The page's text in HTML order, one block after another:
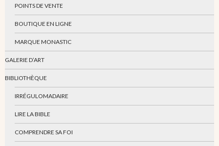
POINTS DE VENTE
BOUTIQUE EN LIGNE
MARQUE MONASTIC
GALERIE D’ART
BIBLIOTHÈQUE
IRRÉGULOMADAIRE
LIRE LA BIBLE
COMPRENDRE SA FOI